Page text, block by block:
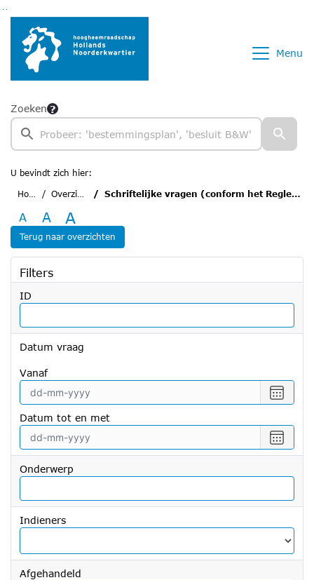
Ga naar de inhoud van deze pagina
Ga naar het zoeken
Ga naar het menu
Menu
Zoeken
U bevindt zich hier:
Home
Overzichten Schriftelijke vragen (conform het Reglement van Orde)
A A A
Terug naar overzichten
Filters
ID
Datum vraag
vanaf
een
vanaf
Datum tot en met
een
tot
met
Onderwerp
Indieners
Afgehandeld